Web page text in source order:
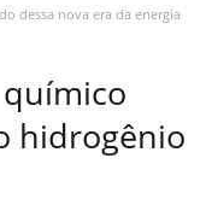
dessa nova era da energia
hidrogênio